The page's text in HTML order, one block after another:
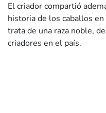
El criador compartió
historia de los caballos
trata de una raza noble,
criadores en el país.